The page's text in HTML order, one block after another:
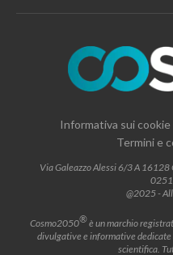
Informativa sui cookie
Termini e
Via Galeazzo Alessi 6/3 A 16128
@2025 -
Cosmo2050®è un marchio
divulgative e informative dedicate
scientifica.